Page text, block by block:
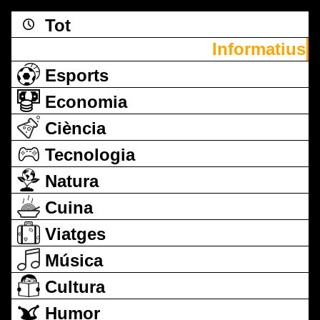
Tot
Informatius
Esports
Economia
Ciència
Tecnologia
Natura
Cuina
Viatges
Música
Cultura
Humor